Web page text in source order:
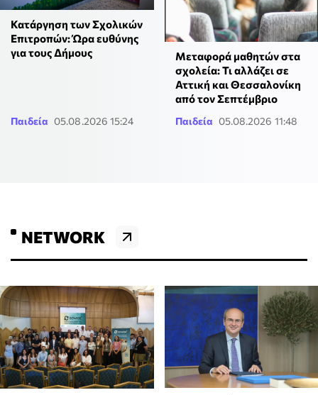
Κατάργηση των Σχολικών
Επιτροπών: Ώρα ευθύνης
για τους Δήμους
Παιδεία 05.08.2026 15:24
Μεταφορά μαθητών στα
σχολεία: Τι αλλάζει σε
Αττική και Θεσσαλονίκη
από τον Σεπτέμβριο
Παιδεία 05.08.2026 11:48
NETWORK